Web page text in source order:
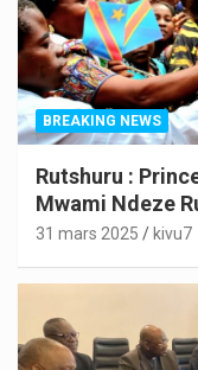
BREAKING NEWS
Rutshuru :
Mwami Ndeze
de
31 mars 2025 kivu7